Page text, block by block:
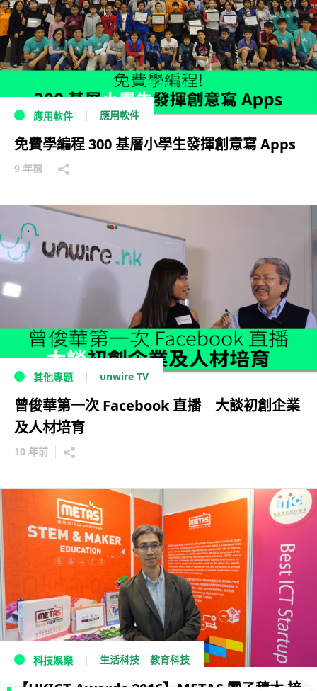
應用軟件 應用軟件
免費學編程 300 基層小學生發揮創意寫 Apps
9 年前
其他專題 unwire TV
曾俊華第一次 Facebook 直播 大談初創企業
及人材培育
10 年前
科技娛樂 生活科技 教育科技